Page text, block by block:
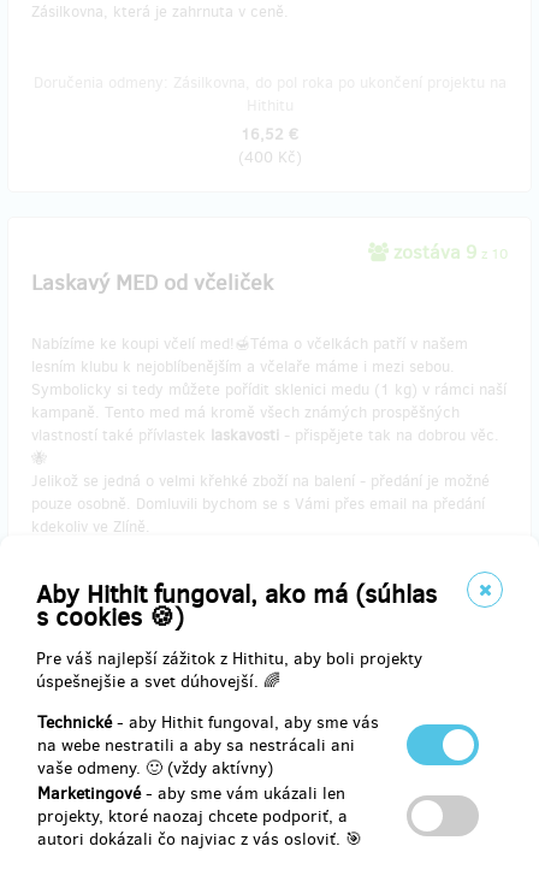
Aby Hithit fungoval, ako má (súhlas
s cookies 🍪)
Pre váš najlepší zážitok z Hithitu, aby boli projekty
úspešnejšie a svet dúhovejší. 🌈
Technické- aby Hithit fungoval, aby sme vás
na webe nestratili a aby sa nestrácali ani
vaše odmeny. 🙂 (vždy aktívny)
Marketingové- aby sme vám ukázali len
projekty, ktoré naozaj chcete podporiť, a
autori dokázali čo najviac z vás osloviť. 🎯
Zásilkovna, která je zahrnuta v ceně.
16,52 €
(400 Kč)
zostáva 9 z 10
Laskavý MED od včeliček
Nabízíme ke koupi včelí med!🍯Téma o včelkách patří v našem
lesním klubu k nejoblíbenějším a včelaře máme i mezi sebou.
Symbolicky si tedy můžete pořídit sklenici medu (1 kg) v rámci naší
kampaně. Tento med má kromě všech známých prospěšných
vlastností také přívlastek laskavosti - přispějete tak na dobrou věc.
🐝
Jelikož se jedná o velmi křehké zboží na balení - předání je možné
pouze osobně. Domluvili bychom se s Vámi přes email na předání
kdekoliv ve Zlíně.
Doručenia odmeny: do pol roka po ukončení projektu na Hithitu
18,59 €
(450 Kč
zostáva 9
Ručně šitá peněženka od princezny Terezíny